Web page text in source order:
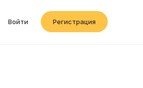
Войти Регистрация